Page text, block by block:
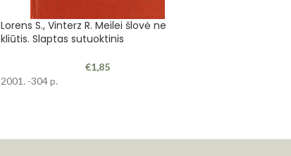
Lorens S., Vinterz R. Meilei šlovė ne
kliūtis. Slaptas sutuoktinis
€1,85
2001. -304 p.